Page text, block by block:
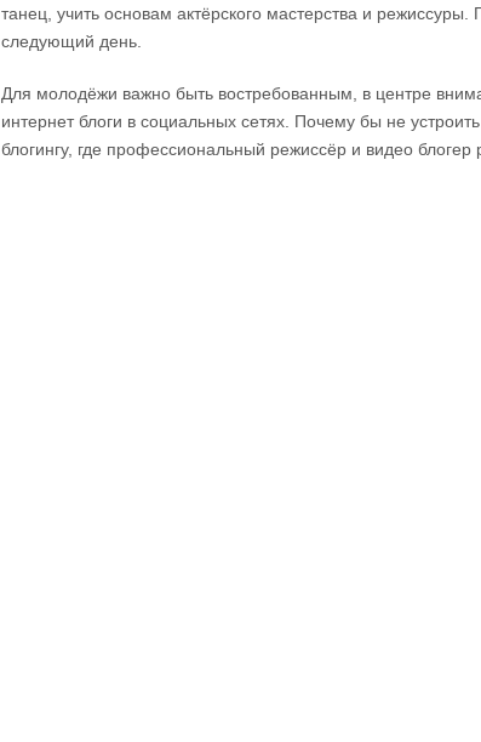
танец, учить основам актёрского мастерства и режиссуры.
следующий день.
Для молодёжи важно быть востребованным, в центре
интернет блоги в социальных сетях. Почему бы не
блогингу, где профессиональный режиссёр и видео блогер